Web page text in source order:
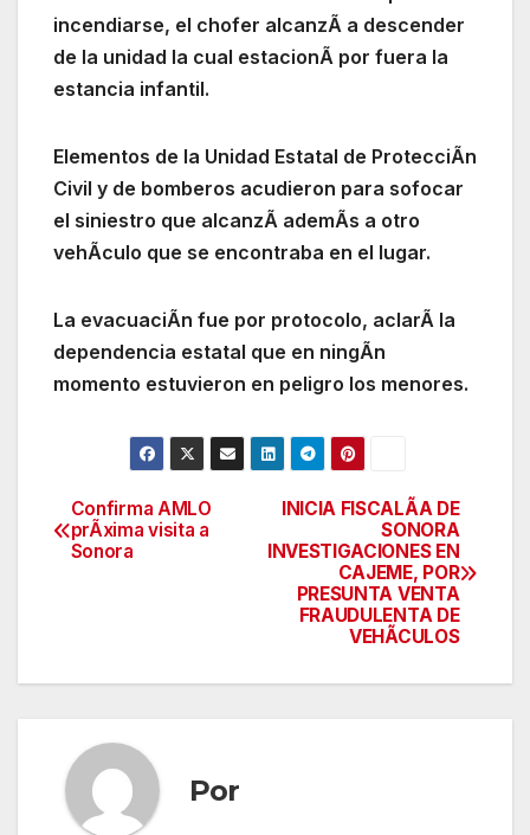
incendiarse, el chofer alcanzÃ a descender
de la unidad la cual estacionÃ por fuera la
estancia infantil.
Elementos de la Unidad Estatal de ProtecciÃn
Civil y de bomberos acudieron para sofocar
el siniestro que alcanzÃ ademÃs a otro
vehÃculo que se encontraba en el lugar.
La evacuaciÃn fue por protocolo, aclarÃ la
dependencia estatal que en ningÃn
momento estuvieron en peligro los menores.
Navegación
de
INICIA FISCALÃA DE
SONORA
INVESTIGACIONES EN
CAJEME, POR
PRESUNTA VENTA
FRAUDULENTA DE
VEHÃCULOS
Confirma AMLO
prÃxima visita a
Sonora
Por